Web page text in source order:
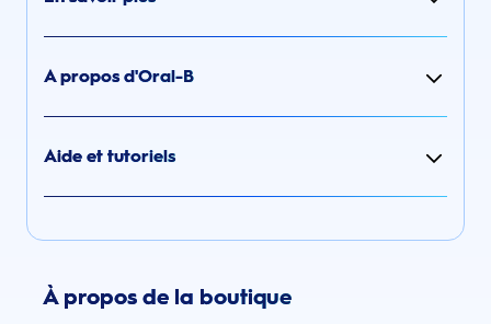
A propos d'Oral-B
Aide et tutoriels
À propos de la boutique